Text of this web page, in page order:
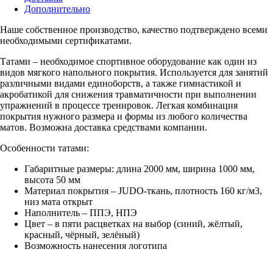
Дополнительно
Наше собственное производство, качество подтверждено всеми
необходимыми сертификатами.
Татами – необходимое спортивное оборудование как один из
видов мягкого напольного покрытия. Используется для занятий
различными видами единоборств, а также гимнастикой и
акробатикой для снижения травматичности при выполнении
упражнений в процессе тренировок. Легкая комбинация
покрытия нужного размера и формы из любого количества
матов. Возможна доставка средствами компании.
Особенности татами:
Габаритные размеры: длина 2000 мм, ширина 1000 мм,
высота 50 мм
Материал покрытия – JUDO-ткань, плотность 160 кг/м3,
низ мата открыт
Наполнитель – ППЭ, НПЭ
Цвет – в пяти расцветках на выбор (синий, жёлтый,
красный, чёрный, зелёный)
Возможность нанесения логотипа